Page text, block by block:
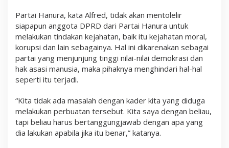
Partai Hanura, kata Alfred, tidak akan mentolelir
siapapun anggota DPRD dari Partai Hanura untuk
melakukan tindakan kejahatan, baik itu kejahatan moral,
korupsi dan lain sebagainya. Hal ini dikarenakan sebagai
partai yang menjunjung tinggi nilai-nilai demokrasi dan
hak asasi manusia, maka pihaknya menghindari hal-hal
seperti itu terjadi.
“Kita tidak ada masalah dengan kader kita yang diduga
melakukan perbuatan tersebut. Kita saya dengan beliau,
tapi beliau harus bertanggungjawab dengan apa yang
dia lakukan apabila jika itu benar,” katanya.